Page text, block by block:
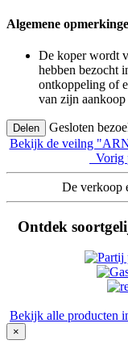
Algemene
De koper wordt
hebben bezocht
ontkoppeling of
van zijn aankoop
Delen Gesloten
Bekijk de veilng
Vorig
De verkoop
Ontdek
Bekijk alle producten
×